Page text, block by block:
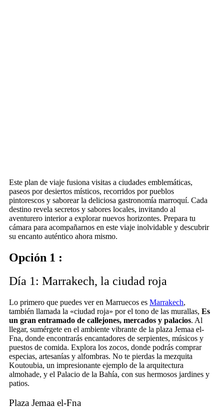
Este plan de viaje fusiona visitas a ciudades emblemáticas,
paseos por desiertos místicos, recorridos por pueblos
pintorescos y saborear la deliciosa gastronomía marroquí. Cada
destino revela secretos y sabores locales, invitando al
aventurero interior a explorar nuevos horizontes. Prepara tu
cámara para acompañarnos en este viaje inolvidable y descubrir
su encanto auténtico ahora mismo.
Opción 1 :
Día 1: Marrakech, la ciudad roja
Lo primero que puedes ver en Marruecos es Marrakech,
también llamada la «ciudad roja» por el tono de las murallas, Es
un gran entramado de callejones, mercados y palacios. Al
llegar, sumérgete en el ambiente vibrante de la plaza Jemaa el-
Fna, donde encontrarás encantadores de serpientes, músicos y
puestos de comida. Explora los zocos, donde podrás comprar
especias, artesanías y alfombras. No te pierdas la mezquita
Koutoubia, un impresionante ejemplo de la arquitectura
almohade, y el Palacio de la Bahía, con sus hermosos jardines y
patios.
Plaza Jemaa el-Fna